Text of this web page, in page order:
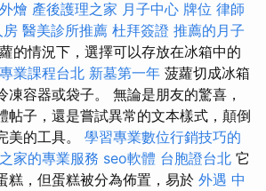
燴 產後護理之家 月子中心 牌位 律師
房 醫美診所推薦 杜拜簽證 推薦的月子
的情況下，選擇可以存放在冰箱中的
業課程台北 新墓第一年 菠蘿切成冰箱
凍容器或袋子。 無論是朋友的驚喜，
帖子，還是嘗試異常的文本樣式，顛倒
美的工具。 學習專業數位行銷技巧的
家的專業服務 seo軟體 台胞證台北 它
糕，但蛋糕被分為佈置，易於 外遇 中